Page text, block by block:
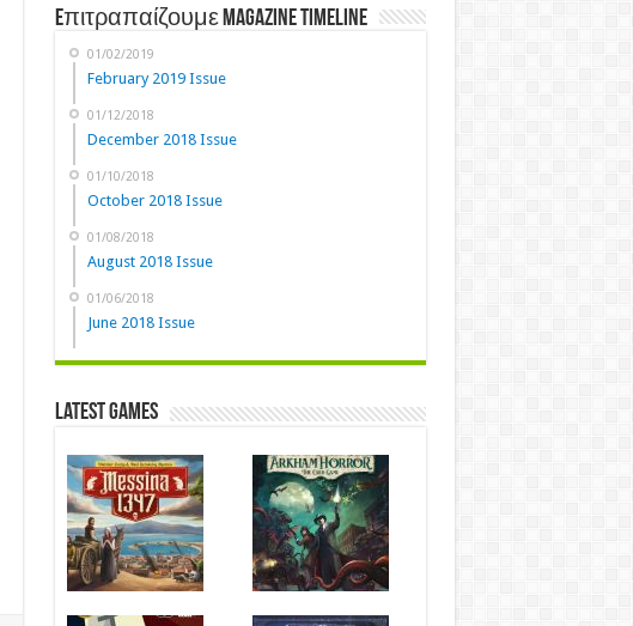
Eπιτραπαίζουμε Magazine Timeline
01/02/2019
February 2019 Issue
01/12/2018
December 2018 Issue
01/10/2018
October 2018 Issue
01/08/2018
August 2018 Issue
01/06/2018
June 2018 Issue
Latest Games